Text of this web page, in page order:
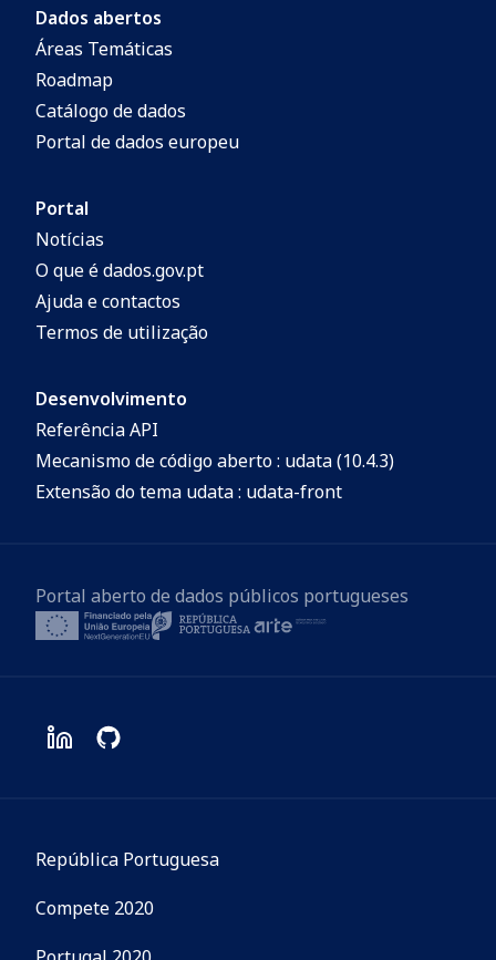
Dados abertos
Áreas Temáticas
Roadmap
Catálogo de dados
Portal de dados europeu
Portal
Notícias
O que é dados.gov.pt
Ajuda e contactos
Termos de utilização
Desenvolvimento
Referência API
Mecanismo de código aberto : udata (10.4.3)
Extensão do tema udata : udata-front
Portal aberto de dados públicos portugueses
República Portuguesa
Compete 2020